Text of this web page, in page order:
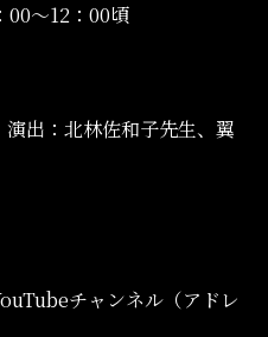
00～12：00頃
出：北林佐和子先生、翼
チャンネル（アドレ